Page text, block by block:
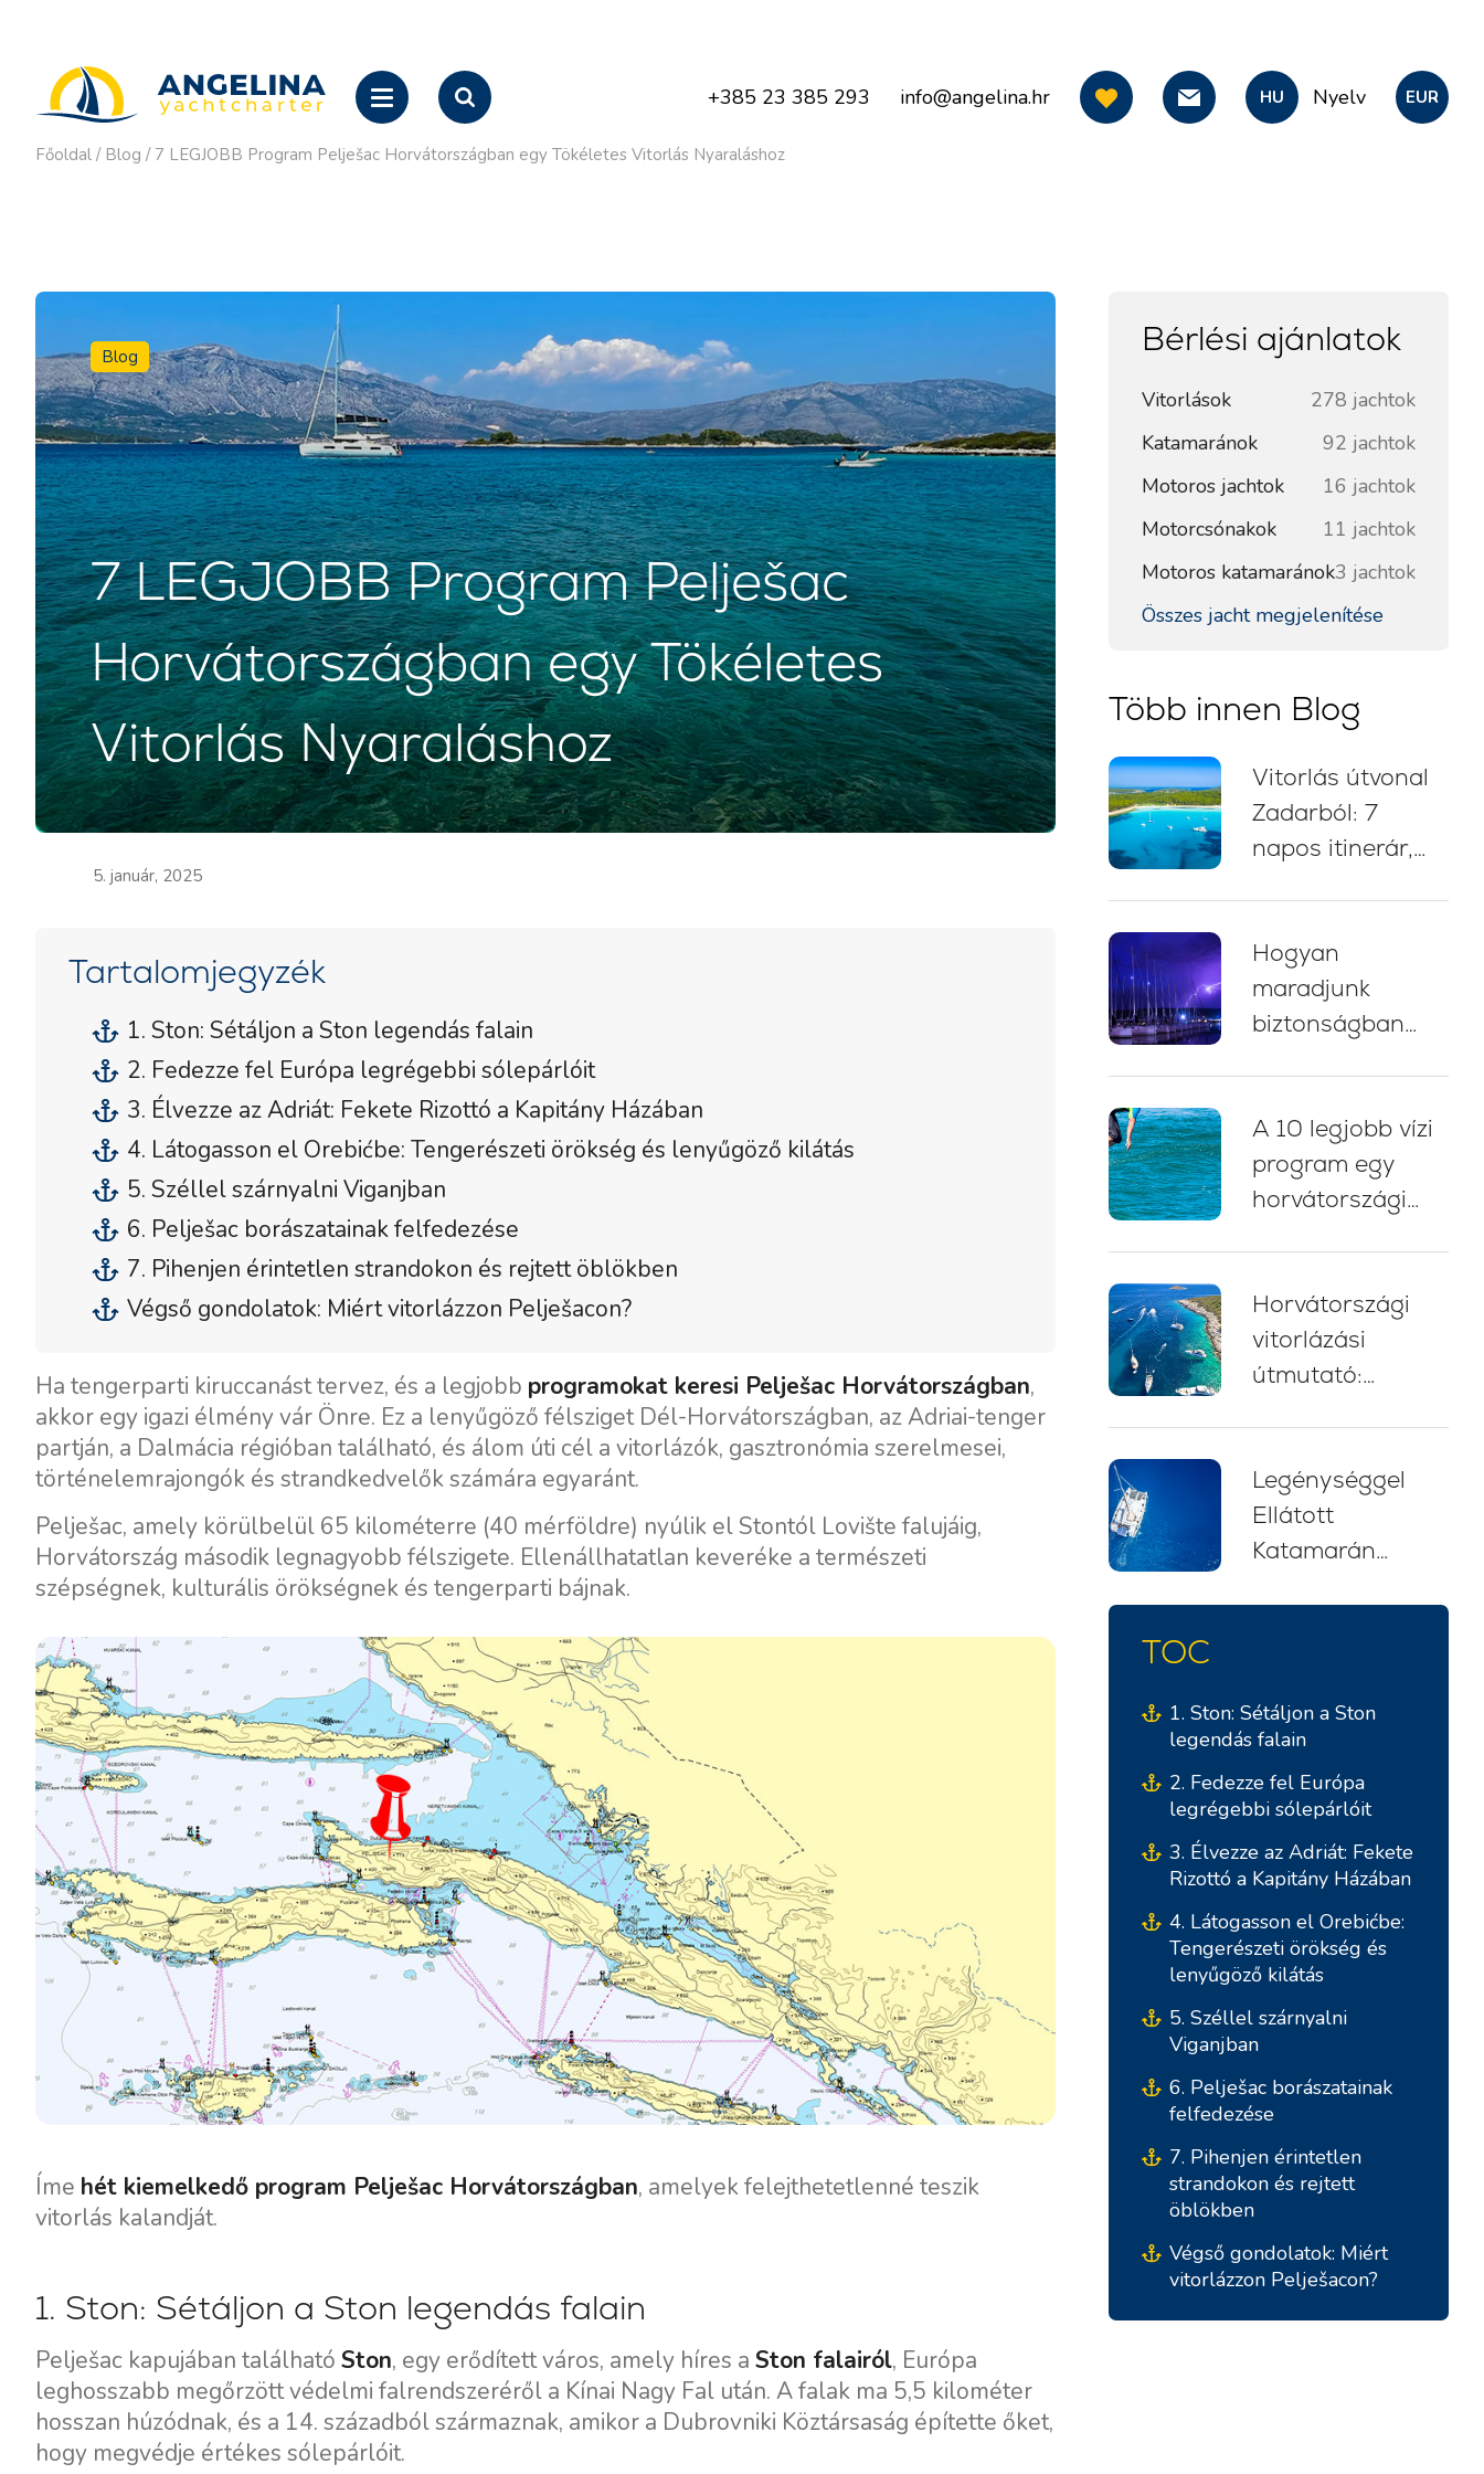
+385 23 385 293 info@angelina.hr HU Nyelv EUR
Főoldal / Blog / 7 LEGJOBB Program Pelješac Horvátországban egy Tökéletes Vitorlás Nyaraláshoz
Blog
7 LEGJOBB Program Pelješac
Horvátországban egy Tökéletes
Vitorlás Nyaraláshoz
5. január, 2025
Tartalomjegyzék
1. Ston: Sétáljon a Ston legendás falain
2. Fedezze fel Európa legrégebbi sólepárlóit
3. Élvezze az Adriát: Fekete Rizottó a Kapitány Házában
4. Látogasson el Orebićbe: Tengerészeti örökség és lenyűgöző kilátás
5. Széllel szárnyalni Viganjban
6. Pelješac borászatainak felfedezése
7. Pihenjen érintetlen strandokon és rejtett öblökben
Végső gondolatok: Miért vitorlázzon Pelješacon?
Ha tengerparti kiruccanást tervez, és a legjobb programokat keresi Pelješac Horvátországban,
akkor egy igazi élmény vár Önre. Ez a lenyűgöző félsziget Dél-Horvátországban, az Adriai-tenger
partján, a Dalmácia régióban található, és álom úti cél a vitorlázók, gasztronómia szerelmesei,
történelemrajongók és strandkedvelők számára egyaránt.
Pelješac, amely körülbelül 65 kilométerre (40 mérföldre) nyúlik el Stontól Lovište falujáig,
Horvátország második legnagyobb félszigete. Ellenállhatatlan keveréke a természeti
szépségnek, kulturális örökségnek és tengerparti bájnak.
Íme hét kiemelkedő program Pelješac Horvátországban, amelyek felejthetetlenné teszik
vitorlás kalandját.
1. Ston: Sétáljon a Ston legendás falain
Pelješac kapujában található Ston, egy erődített város, amely híres a Ston falairól, Európa
leghosszabb megőrzött védelmi falrendszeréről a Kínai Nagy Fal után. A falak ma 5,5 kilométer
hosszan húzódnak, és a 14. századból származnak, amikor a Dubrovniki Köztársaság építette őket,
hogy megvédje értékes sólepárlóit.
Bérlési ajánlatok
Vitorlások
278 jachtok
Katamaránok
92 jachtok
Motoros jachtok
16 jachtok
Motorcsónakok
11 jachtok
Motoros katamaránok3 jachtok
Összes jacht megjelenítése
Több innen Blog
Vitorlás útvonal
Zadarból: 7
napos itinerár,
kikötési tanácsok
Hogyan
maradjunk
biztonságban
Horvátországban:
5 alapvető bevált
gyakorlat
A 10 legjobb vízi
program egy
horvátországi
Horvátországi
vitorlázási
útmutató:
tanácsok
kezdőknek
(2026)
Legénységgel
Ellátott
Katamarán
Horvátországban:
TOC
1. Ston: Sétáljon a Ston
legendás falain
2. Fedezze fel Európa
legrégebbi sólepárlóit
3. Élvezze az Adriát: Fekete
Rizottó a Kapitány Házában
4. Látogasson el Orebićbe:
Tengerészeti örökség és
lenyűgöző kilátás
5. Széllel szárnyalni
Viganjban
6. Pelješac borászatainak
felfedezése
7. Pihenjen érintetlen
strandokon és rejtett
öblökben
Végső gondolatok: Miért
vitorlázzon Pelješacon?
Rólunk
Partnerek
GYIK
Motorcsónakok
Katamaránok
Motoros katamaránok
Kapitányos Jachtbérlés
Luxus Legénységgel
Ellátott Jachtbérlés
Biograd na Moru
Šibenik Vitorlázási Régió
Vodice
Marina Kremik, Primošten
Baotic
Marina Trogir - ACI
Központi Bázisok
Marina Šangulin, Biograd